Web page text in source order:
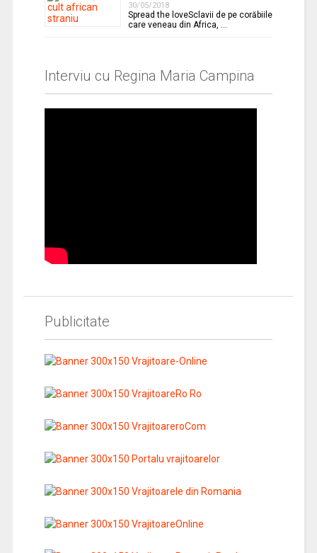
30/05/2018
Spread the loveSclavii de pe corăbiile
care veneau din Africa, …
Interviu cu Regina Maria Campina
Publicitate